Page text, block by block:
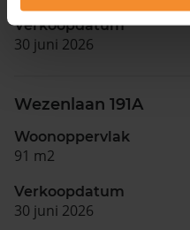
Verkoopdatum
30 juni 2026
Wezenlaan 191A
Woonoppervlak
91 m2
Verkoopdatum
30 juni 2026